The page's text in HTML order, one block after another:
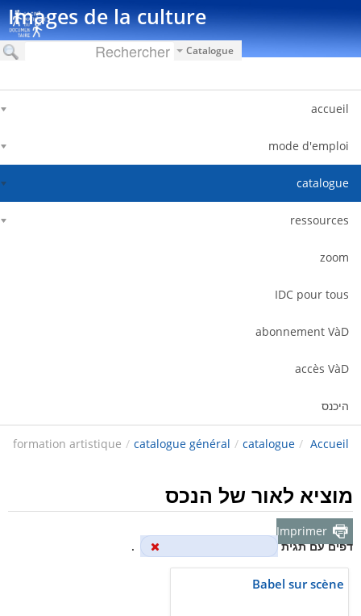
Images de la culture
Catalogue
accueil
mode d'emploi
catalogue
ressources
zoom
IDC pour tous
abonnement VàD
accès VàD
היכנס
Accueil
/
catalogue
/
catalogue général
/
formation artistique
מוציא לאור של הנכס
דפים עם תגית .
Imprimer
Babel sur scène